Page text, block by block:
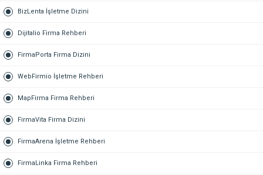
BizLenta İşletme Dizini
Dijitalio Firma Rehberi
FirmaPorta Firma Dizini
WebFirmio İşletme Rehberi
MapFirma Firma Rehberi
FirmaVita Firma Dizini
FirmaArena İşletme Rehberi
FirmaLinka Firma Rehberi